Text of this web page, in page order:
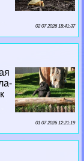
02 07 2026 18:41:37
01 07 2026 12:21:19